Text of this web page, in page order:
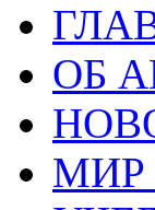
ОБ
МИР